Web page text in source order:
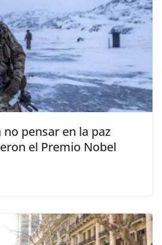
pensar en la paz
el Premio Nobel